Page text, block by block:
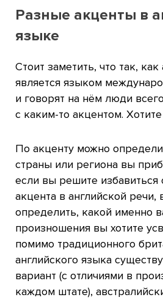
Разные акценты в
языке
Стоит заметить, что так, как
является языком
и говорят на нём люди
с каким-то акцентом.
По акценту можно
страны или региона вы
если вы решите избавиться
акцента в английской речи,
определить, какой именно
произношения вы хотите
помимо традиционного
английского языка
вариант (с отличиями в
каждом штате),